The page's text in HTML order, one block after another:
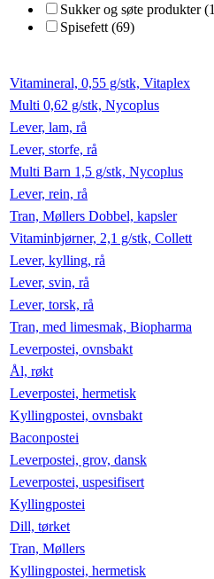
Sukker og søte produkter
Spisefett (69)
Vitamineral, 0,55 g/stk, Vitaplex
Multi 0,62 g/stk, Nycoplus
Lever, lam, rå
Lever, storfe, rå
Multi Barn 1,5 g/stk, Nycoplus
Lever, rein, rå
Tran, Møllers Dobbel, kapsler
Vitaminbjørner, 2,1 g/stk, Collett
Lever, kylling, rå
Lever, svin, rå
Lever, torsk, rå
Tran, med limesmak, Biopharma
Leverpostei, ovnsbakt
Ål, røkt
Leverpostei, hermetisk
Kyllingpostei, ovnsbakt
Baconpostei
Leverpostei, grov, dansk
Leverpostei, uspesifisert
Kyllingpostei
Dill, tørket
Tran, Møllers
Kyllingpostei, hermetisk